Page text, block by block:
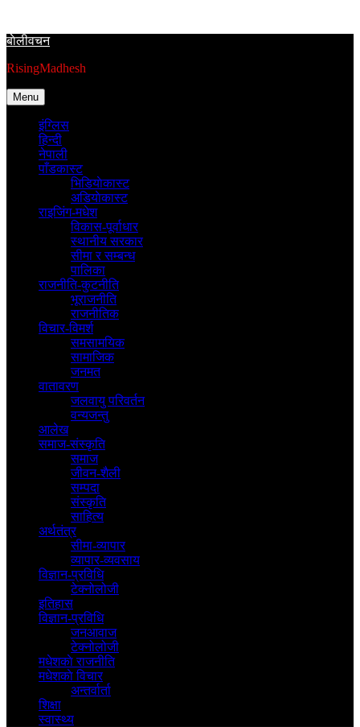
content
बाेलीवचन
RisingMadhesh
Menu
इंग्लिस
हिन्दी
नेपाली
पाँडकास्ट
भिडियाेकास्ट
अडियाेकास्ट
राइजिंग-मधेश
विकास-पूर्वाधार
स्थानीय सरकार
सीमा र सम्बन्ध
पालिका
राजनीति-कुटनीति
भूराजनीति
राजनीतिक
विचार-विमर्श
समसामयिक
सामाजिक
जनमत
वातावरण
जलवायु परिवर्तन
वन्यजन्तु
आलेख
समाज-संस्कृति
समाज
जीवन-शैली
सम्पदा
संस्कृति
साहित्य
अर्थतंत्र
सीमा-व्यापार
व्यापार-व्यवसाय
विज्ञान-प्रविधि
टेक्नोलोजी
इतिहास
विज्ञान-प्रविधि
जनआवाज
टेक्नोलोजी
मधेशकाे राजनीति
मधेशकाे विचार
अन्तर्वार्ता
शिक्षा
स्वास्थ्य